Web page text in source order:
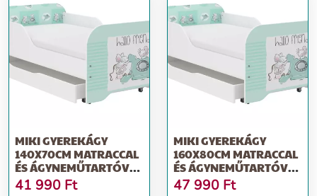
MIKI GYEREKÁGY
140X70CM MATRACCAL
ÉS ÁGYNEMŰTARTÓVAL
- BARÁTOK
41 990 Ft
MIKI GYEREKÁGY
160X80CM MATRACCAL
ÉS ÁGYNEMŰTARTÓVAL
- BARÁTOK
47 990 Ft